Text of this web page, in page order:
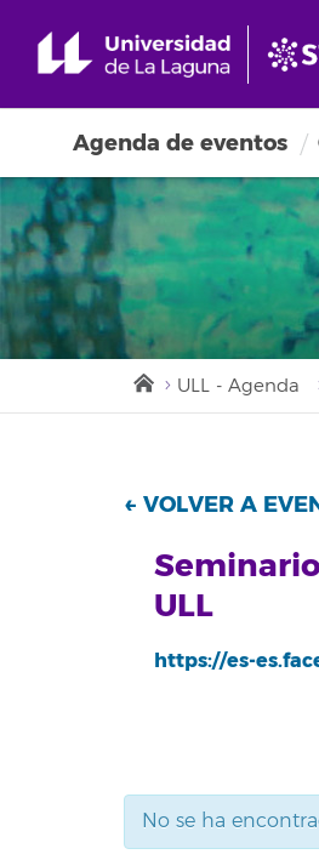
Agenda de eventos
ULL - Agenda
← VOLVER A
ULL
https://es-
No se ha